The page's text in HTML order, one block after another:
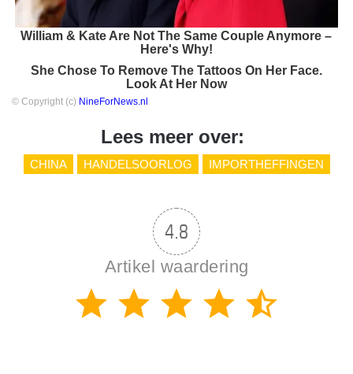
William & Kate Are Not The Same Couple Anymore –
Here's Why!
She Chose To Remove The Tattoos On Her Face.
Look At Her Now
© Copyright (c) NineForNews.nl
Lees meer over:
CHINA HANDELSOORLOG IMPORTHEFFINGEN
4.8
Artikel waardering